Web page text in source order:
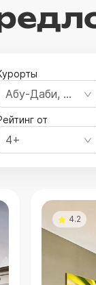
Абу-Даби, Аджман, Дубай, Рас-эль-Хайма, Фуджейра, Шарджа
от
4+
4.2